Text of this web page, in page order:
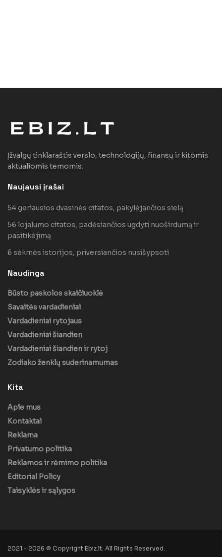
Įžvalgų tinklaraštis verslo, technologijų, finansų ir kitomis
aktualiomis temomis.
Naujausi įrašai
54 geriausios dvasinės citatos, pakylėjančios sielą
56 lojalumo citatos, padėsiančios ugdyti nuoširdumą ir
pasitikėjimą
6 sėkmės istorijos, priversiančios nusišypsoti
Naudinga
Būsto paskolos skaičiuoklė
Savaitės vardadieniai
Vardadieniai rytojaus
Vardadieniai šiandien
Vardadieniai šiandien ir rytoj
Zodiako ženklų suderinamumas
Kita
Apie mus
Kontaktai
Reklama
Privatumo politika
Reklamos ir rėmimo politika
Editorial Policy
Taisyklės ir sąlygos
2021 - 2026 © Copyright Ebiz.lt. All Rights Reserved.